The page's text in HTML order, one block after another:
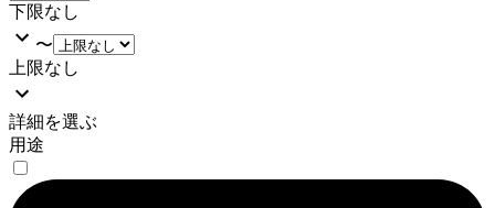
下限なし
〜
上限なし
詳細を選ぶ
用途